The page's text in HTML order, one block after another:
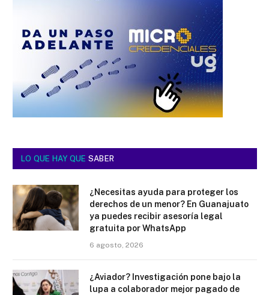
LO QUE HAY QUE SABER
¿Necesitas ayuda para proteger los
derechos de un menor? En Guanajuato
ya puedes recibir asesoría legal
gratuita por WhatsApp
6 agosto, 2026
¿Aviador? Investigación pone bajo la
lupa a colaborador mejor pagado de